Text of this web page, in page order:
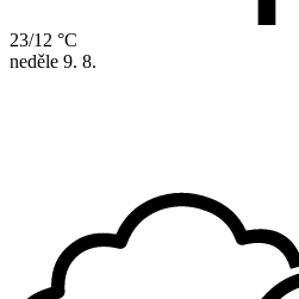
23/12 °C
neděle 9. 8.